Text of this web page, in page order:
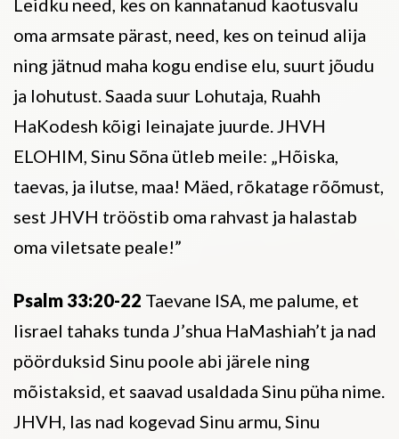
oma armsate pärast, need, kes on teinud alija
ning jätnud maha kogu endise elu, suurt jõudu
ja lohutust. Saada suur Lohutaja, Ruahh
HaKodesh kõigi leinajate juurde. JHVH
ELOHIM, Sinu Sõna ütleb meile: „Hõiska,
taevas, ja ilutse, maa! Mäed, rõkatage rõõmust,
sest JHVH trööstib oma rahvast ja halastab
oma viletsate peale!”
Psalm 33:20-22 Taevane ISA, me palume, et
Iisrael tahaks tunda J’shua HaMashiah’t ja nad
pöörduksid Sinu poole abi järele ning
mõistaksid, et saavad usaldada Sinu püha nime.
JHVH, las nad kogevad Sinu armu, Sinu